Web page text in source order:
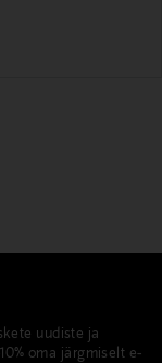
uudiste ja
oma järgmiselt e-